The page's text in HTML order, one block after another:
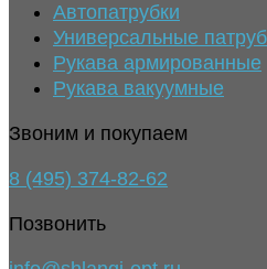
Автопатрубки
Универсальные
Рукава армированные
Рукава вакуумные
Звоним и покупаем
8 (495) 374-82-62
Позвонить